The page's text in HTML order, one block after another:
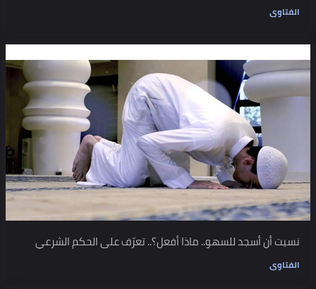
الفتاوى
نسيت أن أسجد للسهو.. ماذا أفعل؟.. تعرّف على الحكم الشرعي
الفتاوى